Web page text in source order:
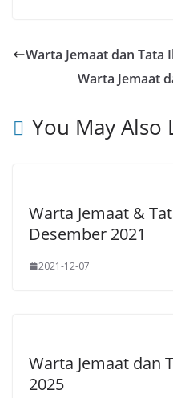
Warta Jemaat dan Tata
Warta Jemaat
You May Also
Warta Jemaat &
Desember 2021
2021-12-07
Warta Jemaat dan
2025